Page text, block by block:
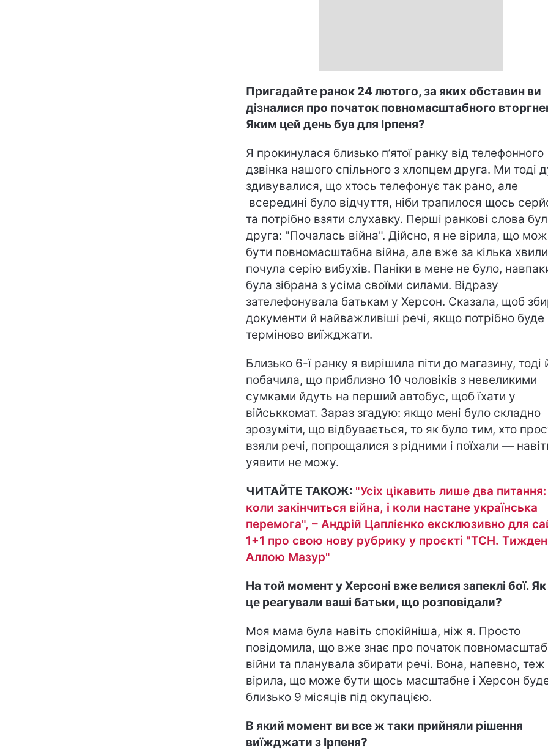
Пригадайте ранок 24 лютого, за яких обставин ви
дізналися про початок повномасштабного
Яким цей день був для Ірпеня?
Я прокинулася близько п’ятої ранку від телефонного
дзвінка нашого спільного з хлопцем друга. Ми тоді
здивувалися, що хтось телефонує так рано, але
всередині було відчуття, ніби трапилося щось
та потрібно взяти слухавку. Перші ранкові слова
друга: "Почалась війна". Дійсно, я не вірила, що
бути повномасштабна війна, але вже за кілька
почула серію вибухів. Паніки в мене не було,
була зібрана з усіма своїми силами. Відразу
зателефонувала батькам у Херсон. Сказала, щоб
документи й найважливіші речі, якщо потрібно буде
терміново виїжджати.
Близько 6-ї ранку я вирішила піти до магазину, тоді
побачила, що приблизно 10 чоловіків з невеликими
сумками йдуть на перший автобус, щоб їхати у
військкомат. Зараз згадую: якщо мені було складно
зрозуміти, що відбувається, то як було тим, хто
взяли речі, попрощалися з рідними і поїхали —
уявити не можу.
ЧИТАЙТЕ ТАКОЖ: "Усіх цікавить лише два питання:
коли закінчиться війна, і коли настане українська
перемога", – Андрій Цаплієнко ексклюзивно для
1+1 про свою нову рубрику у проєкті "ТСН.
Аллою Мазур"
На той момент у Херсоні вже велися запеклі бої. Як
це реагували ваші батьки, що розповідали?
Моя мама була навіть спокійніша, ніж я. Просто
повідомила, що вже знає про початок
війни та планувала збирати речі. Вона, напевно, теж
вірила, що може бути щось масштабне і Херсон
близько 9 місяців під окупацією.
В який момент ви все ж таки прийняли рішення
виїжджати з Ірпеня?